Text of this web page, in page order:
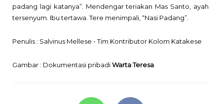
padang lagi katanya”. Mendengar teriakan Mas Santo, ayah
tersenyum. Ibu tertawa. Tere menimpali, “Nasi Padang”.
Penulis : Salvinus Mellese -Tim Kontributor Kolom Katakese
Gambar : Dokumentasi pribadiWarta Teresa